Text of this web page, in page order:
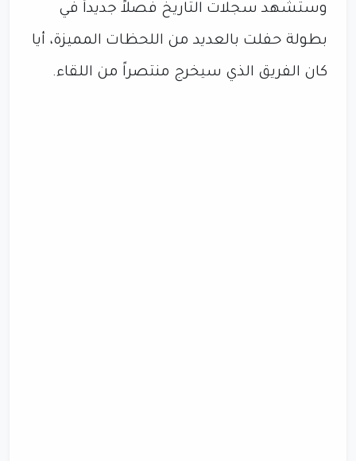
وستشهد سجلات التاريخ فصلاً جديداً في
بطولة حفلت بالعديد من اللحظات المميزة، أيا
كان الفريق الذي سيخرج منتصراً من اللقاء.